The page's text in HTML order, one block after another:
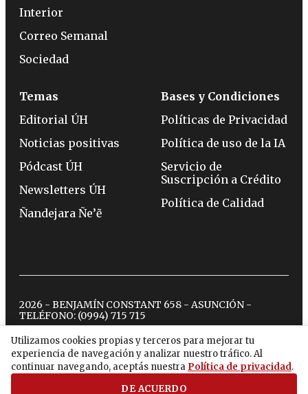
Utilizamos cookies propias y terceros para mejorar tu
experiencia de navegación y analizar nuestro tráfico. Al
continuar navegando, aceptás nuestra Política de privacidad.
DE ACUERDO
Interior
Correo Semanal
Sociedad
Temas
Editorial ÚH
Noticias positivas
Pódcast ÚH
Newsletters ÚH
Ñandejara Ñe’ẽ
Bases y Condiciones
Políticas de Privacidad
Política de uso de la IA
Servicio de
Suscripción a Crédito
Política de Calidad
2026 - BENJAMÍN CONSTANT 658 - ASUNCIÓN -
TELÉFONO: (0994) 715 715
twitterinstagram
facebook
tiktokyoutubespotify